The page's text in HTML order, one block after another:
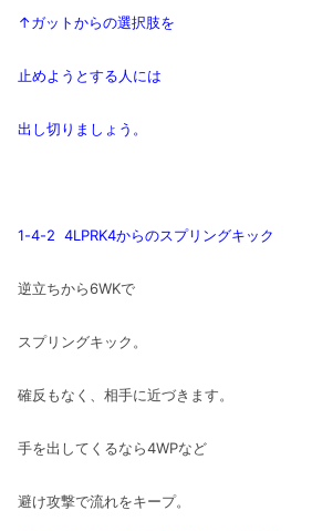
↑ガットからの選択肢を
止めようとする人には
出し切りましょう。
1-4-2 4LPRK4からのスプリングキック
逆立ちから6WKで
スプリングキック。
確反もなく、相手に近づきます。
手を出してくるなら4WPなど
避け攻撃で流れをキープ。